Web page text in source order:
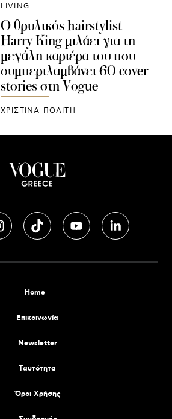
LIVING
O θρυλικός hairstylist
Harry King μιλάει για τη
μεγάλη καριέρα του που
συμπεριλαμβάνει 60 cover
stories στη Vogue
ΧΡΙΣΤΙΝΑ ΠΟΛΙΤΗ
Home
Επικοινωνία
Newsletter
Tαυτότητα
Όροι Χρήσης